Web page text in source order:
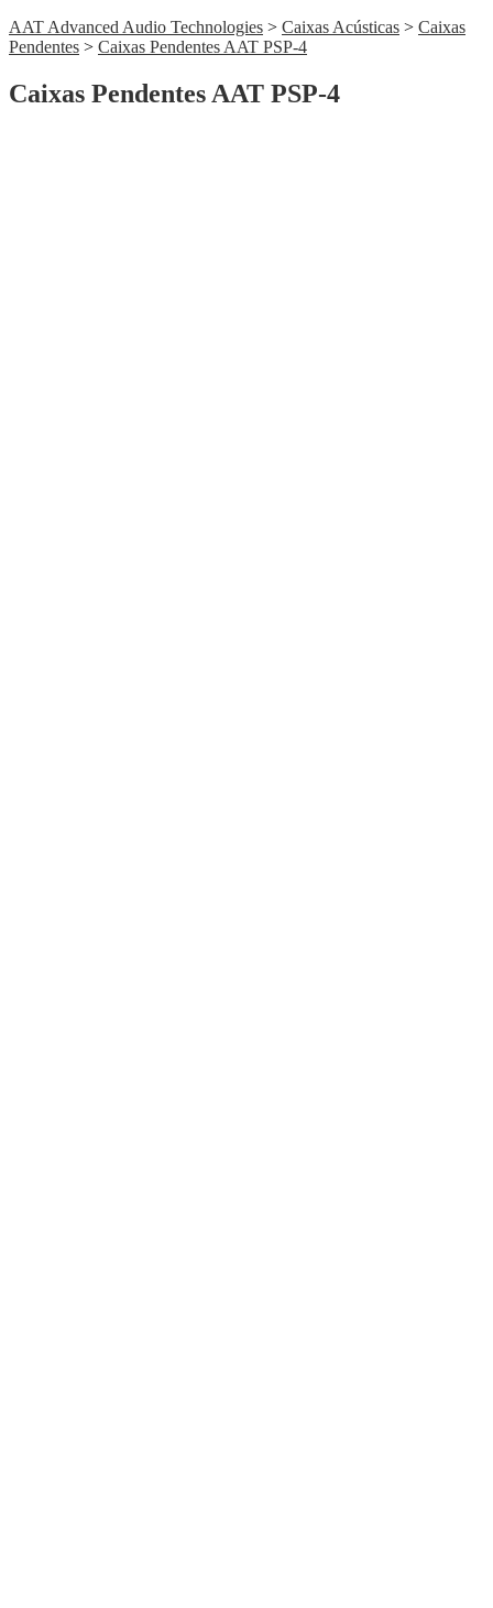
AAT Advanced Audio Technologies > Caixas Acústicas > Caixas
Pendentes > Caixas Pendentes AAT PSP-4
Caixas Pendentes AAT PSP-4